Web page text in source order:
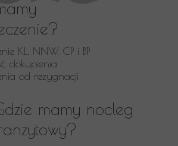
KL, NNW, CP i BP
dokupienia
od rezygnacji
mamy nocleg